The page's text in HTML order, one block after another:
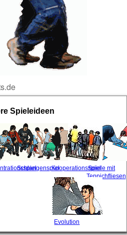
Spieleideen
Spiele mit
Teppichfliesen
Kooperationsspiel
Schlangenspiel
Evolution